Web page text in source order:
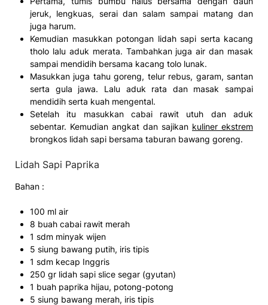
jeruk, lengkuas, serai dan salam sampai matang dan
juga harum.
Kemudian masukkan potongan lidah sapi serta kacang
tholo lalu aduk merata. Tambahkan juga air dan masak
sampai mendidih bersama kacang tolo lunak.
Masukkan juga tahu goreng, telur rebus, garam, santan
serta gula jawa. Lalu aduk rata dan masak sampai
mendidih serta kuah mengental.
Setelah itu masukkan cabai rawit utuh dan aduk
sebentar. Kemudian angkat dan sajikan kuliner ekstrem
brongkos lidah sapi bersama taburan bawang goreng.
Lidah Sapi Paprika
Bahan :
100 ml air
8 buah cabai rawit merah
1 sdm minyak wijen
5 siung bawang putih, iris tipis
1 sdm kecap Inggris
250 gr lidah sapi slice segar (gyutan)
1 buah paprika hijau, potong-potong
5 siung bawang merah, iris tipis